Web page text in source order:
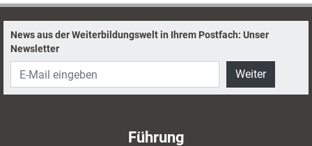
News aus der Weiterbildungswelt in Ihrem Postfach: Unser
Newsletter
Weiter
Führung